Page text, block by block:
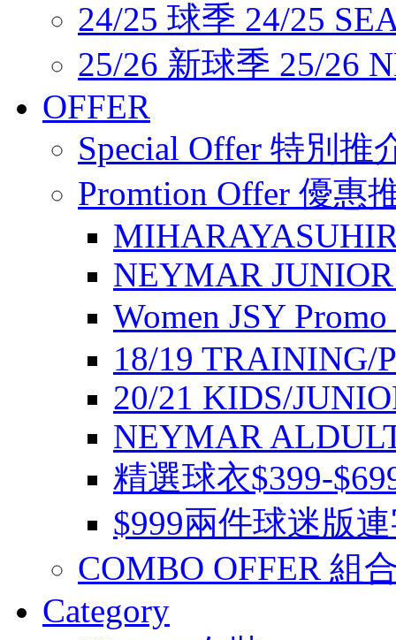
24/25 球季 24/25
25/26 新球季 25/26
OFFER
Special Offer 特別推
Promtion Offer 優惠
NEYMAR
Women JSY
18/19 TRAINING/
20/21 KIDS/
NEYMAR
精選球衣$399-
$999兩件球迷版
COMBO OFFER 組
Category